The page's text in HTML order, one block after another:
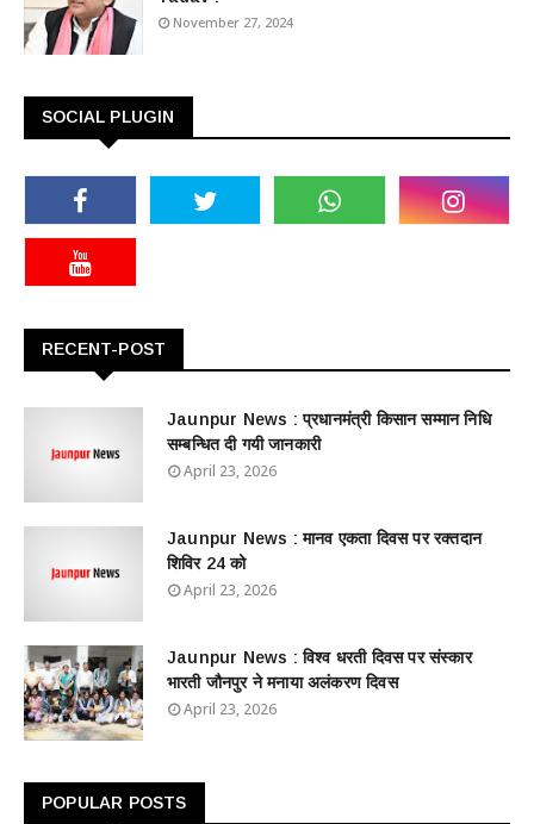
November 27, 2024
SOCIAL PLUGIN
RECENT-POST
Jaunpur News : ​प्रधानमंत्री किसान सम्मान निधि
सम्बन्धित दी गयी जानकारी
April 23, 2026
Jaunpur News : ​मानव एकता दिवस पर रक्तदान
शिविर 24 को
April 23, 2026
Jaunpur News : विश्व धरती दिवस पर संस्कार
भारती जौनपुर ने मनाया अलंकरण दिवस
April 23, 2026
POPULAR POSTS